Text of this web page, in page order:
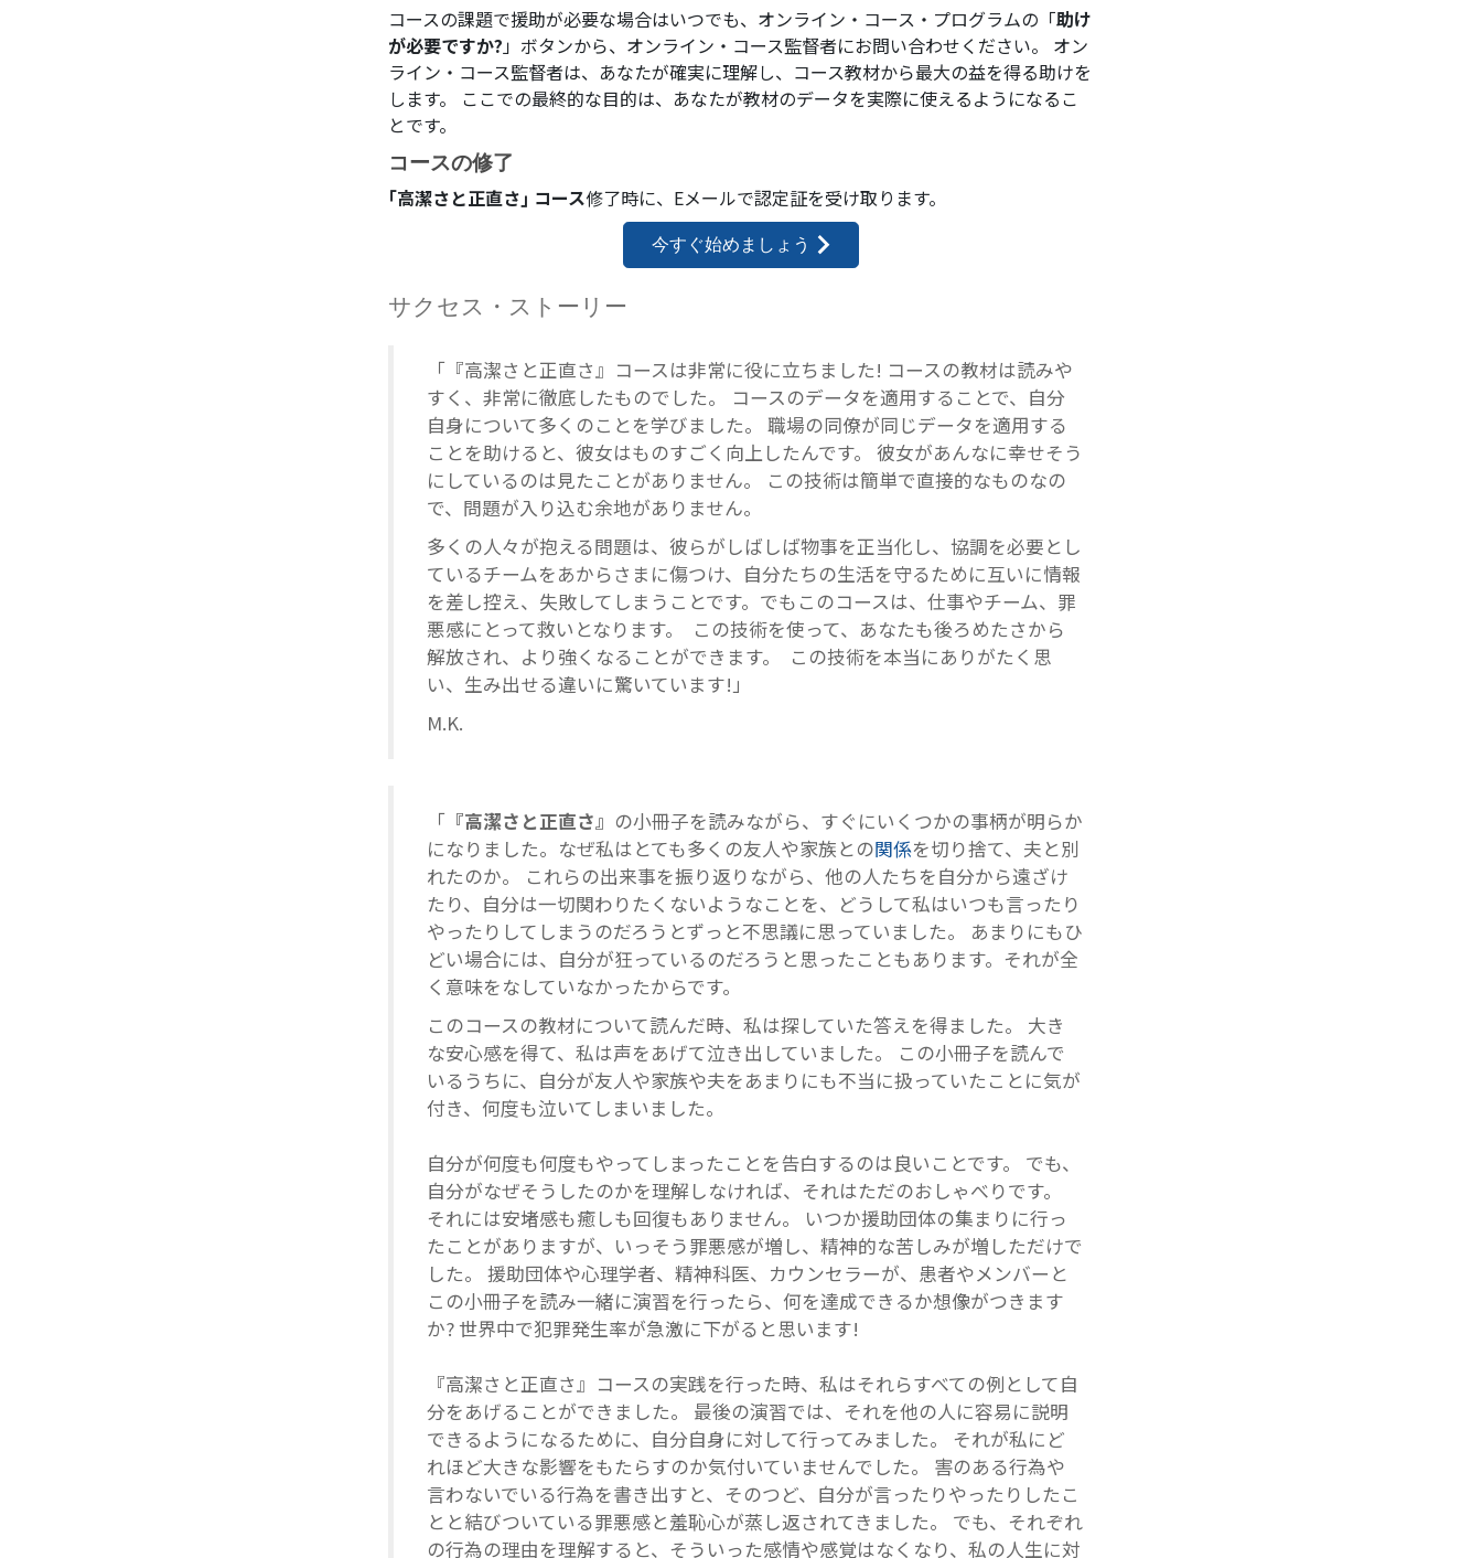
コースの課題で援助が必要な場合はいつでも、オンライン・コース・プログラムの「助け
が必要ですか?」ボタンから、オンライン・コース監督者にお問い合わせください。 オン
ライン・コース監督者は、あなたが確実に理解し、コース教材から最大の益を得る助けを
します。 ここでの最終的な目的は、あなたが教材のデータを実際に使えるようになるこ
とです。
コースの修了
｢高潔さと正直さ｣ コース修了時に、 Eメールで認定証を受け取ります。
今すぐ始めましょう
サクセス・ストーリー
「『高潔さと正直さ』コースは非常に役に立ちました! コースの教材は読みや
すく、非常に徹底したものでした。 コースのデータを適用することで、自分
自身について多くのことを学びました。 職場の同僚が同じデータを適用する
ことを助けると、彼女はものすごく向上したんです。 彼女があんなに幸せそう
にしているのは見たことがありません。 この技術は簡単で直接的なものなの
で、問題が入り込む余地がありません。
多くの人々が抱える問題は、彼らがしばしば物事を正当化し、協調を必要とし
ているチームをあからさまに傷つけ、自分たちの生活を守るために互いに情報
を差し控え、失敗してしまうことです。でもこのコースは、仕事やチーム、罪
悪感にとって救いとなります。 この技術を使って、あなたも後ろめたさから
解放され、より強くなることができます。 この技術を本当にありがたく思
い、生み出せる違いに驚いています!」
M.K.
「 『高潔さと正直さ』 の小冊子を読みながら、すぐにいくつかの事柄が明らか
になりました。なぜ私はとても多くの友人や家族との関係を切り捨て、夫と別
れたのか。 これらの出来事を振り返りながら、他の人たちを自分から遠ざけ
たり、自分は一切関わりたくないようなことを、どうして私はいつも言ったり
やったりしてしまうのだろうとずっと不思議に思っていました。 あまりにもひ
どい場合には、自分が狂っているのだろうと思ったこともあります。それが全
く意味をなしていなかったからです。
このコースの教材について読んだ時、私は探していた答えを得ました。 大き
な安心感を得て、私は声をあげて泣き出していました。 この小冊子を読んで
いるうちに、自分が友人や家族や夫をあまりにも不当に扱っていたことに気が
付き、何度も泣いてしまいました。
自分が何度も何度もやってしまったことを告白するのは良いことです。 でも、
自分がなぜそうしたのかを理解しなければ、それはただのおしゃべりです。
それには安堵感も癒しも回復もありません。 いつか援助団体の集まりに行っ
たことがありますが、いっそう罪悪感が増し、精神的な苦しみが増しただけで
した。 援助団体や心理学者、精神科医、カウンセラーが、患者やメンバーと
この小冊子を読み一緒に演習を行ったら、何を達成できるか想像がつきます
か? 世界中で犯罪発生率が急激に下がると思います!
『高潔さと正直さ』コースの実践を行った時、私はそれらすべての例として自
分をあげることができました。 最後の演習では、それを他の人に容易に説明
できるようになるために、自分自身に対して行ってみました。 それが私にど
れほど大きな影響をもたらすのか気付いていませんでした。 害のある行為や
言わないでいる行為を書き出すと、そのつど、自分が言ったりやったりしたこ
とと結びついている罪悪感と羞恥心が蒸し返されてきました。 でも、それぞれ
の行為の理由を理解すると、そういった感情や感覚はなくなり、私の人生に対